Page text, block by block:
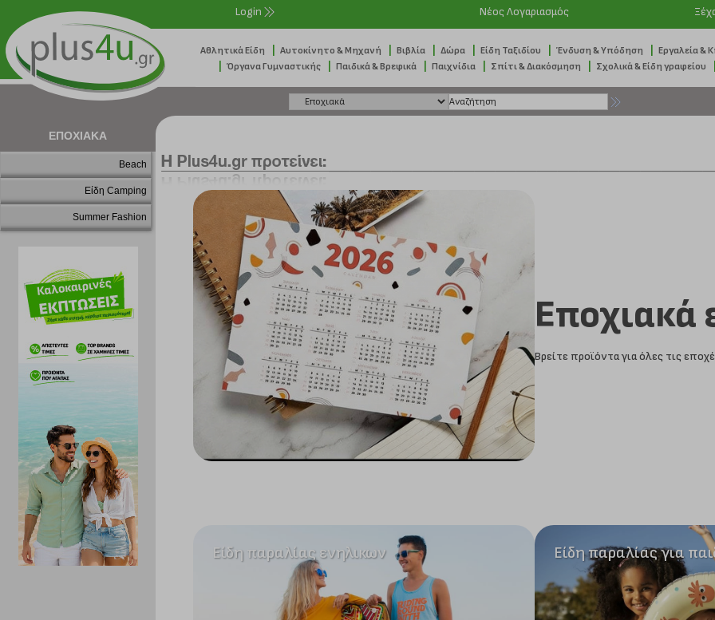
Login Νέος Λογαριασμός
Αθλητικά Είδη Αυτοκίνητο & Μηχανή Βιβλία Δώρα Είδη Ταξιδίου Ένδυση & Υπόδηση Εργαλεία &
Όργανα Γυμναστικής Παιδικά & Βρεφικά Παιχνίδια Σπίτι & Διακόσμηση Σχολικά & Είδη γραφείου
ΕΠΟΧΙΑΚΑ
Beach
Είδη Camping
Summer Fashion
Εποχιακά
Βρείτε προϊόντα για όλες τις
Είδη παραλίας ενηλικων Είδη παραλίας για